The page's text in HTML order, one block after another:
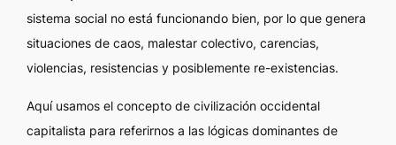
sistema social no está funcionando bien, por lo que genera
situaciones de caos, malestar colectivo, carencias,
violencias, resistencias y posiblemente re-existencias.
Aquí usamos el concepto de civilización occidental
capitalista para referirnos a las lógicas dominantes de